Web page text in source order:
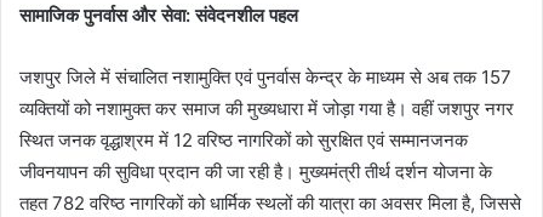
सामाजिक पुनर्वास और सेवा: संवेदनशील पहल
जशपुर जिले में संचालित नशामुक्ति एवं पुनर्वास केन्द्र के माध्यम से अब तक 157
व्यक्तियों को नशामुक्त कर समाज की मुख्यधारा में जोड़ा गया है। वहीं जशपुर नगर
स्थित जनक वृद्धाश्रम में 12 वरिष्ठ नागरिकों को सुरक्षित एवं सम्मानजनक
जीवनयापन की सुविधा प्रदान की जा रही है। मुख्यमंत्री तीर्थ दर्शन योजना के
तहत 782 वरिष्ठ नागरिकों को धार्मिक स्थलों की यात्रा का अवसर मिला है, जिससे